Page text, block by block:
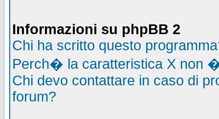
Informazioni su phpBB 2
Chi ha scritto questo
Perch� la caratteristica X non
Chi devo contattare in caso di
forum?